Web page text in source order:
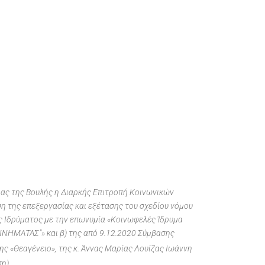
της Βουλής η Διαρκής Επιτροπή Κοινωνικών
επεξεργασίας και εξέτασης του σχεδίου νόμου
με την επωνυμία «Κοινωφελές Ίδρυμα
και β) της από 9.12.2020 Σύμβασης
«Θεαγένειο», της κ. Άννας Μαρίας Λουίζας Ιωάννη